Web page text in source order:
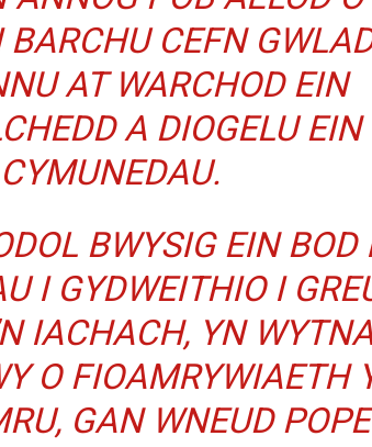
CEFN
AT WARCHOD EIN
A DIOGELU EIN
CYMUNEDAU.
BWYSIG EIN BOD
I GYDWEITHIO I
IACHACH, YN
O FIOAMRYWIAETH
GAN WNEUD